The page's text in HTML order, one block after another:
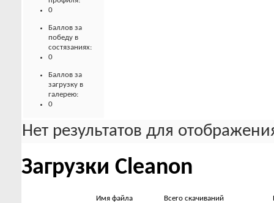
0
Баллов за
победу в
состязаниях:
0
Баллов за
загрузку в
галерею:
0
Нет результатов для
Загрузки Cleanon
Имя файла Всего скачиваний